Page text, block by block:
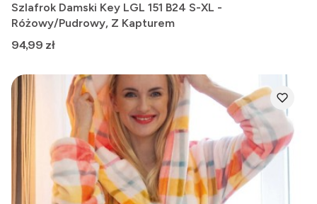
Szlafrok Damski Key LGL 151 B24 S-XL -
Różowy/Pudrowy, Z Kapturem
Cena
94,99 zł